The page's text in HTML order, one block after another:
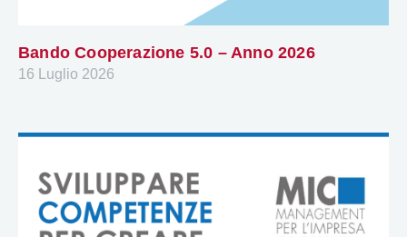
Bando Cooperazione 5.0 – Anno 2026
16 Luglio 2026